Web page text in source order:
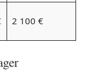
2 100 €